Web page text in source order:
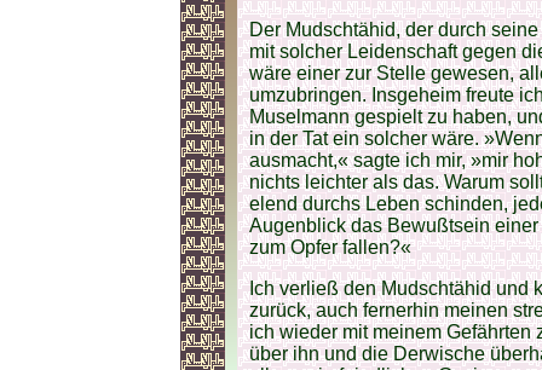
Der Mudschtähid, der durch
mit solcher Leidenschaft gegen
wäre einer zur Stelle gewesen,
umzubringen. Insgeheim freute
Muselmann gespielt zu haben,
in der Tat ein solcher wäre.
ausmacht,« sagte ich mir, »mir
nichts leichter als das. Warum
elend durchs Leben schinden,
Augenblick das Bewußtsein
zum Opfer fallen?«
Ich verließ den Mudschtähid und
zurück, auch fernerhin meinen
ich wieder mit meinem Gefährten
über ihn und die Derwische